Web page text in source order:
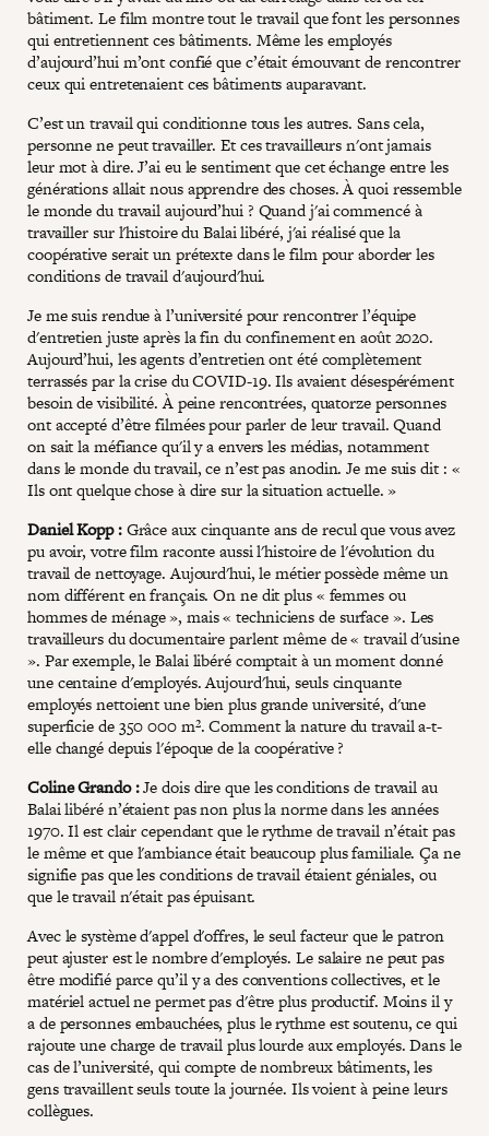
bâtiment. Le film montre tout le travail que font les personnes
qui entretiennent ces bâtiments. Même les employés
d’aujourd’hui m’ont confié que c’était émouvant de rencontrer
ceux qui entretenaient ces bâtiments auparavant.
C’est un travail qui conditionne tous les autres. Sans cela,
personne ne peut travailler. Et ces travailleurs n'ont jamais
leur mot à dire. J’ai eu le sentiment que cet échange entre les
générations allait nous apprendre des choses. À quoi ressemble
le monde du travail aujourd’hui ? Quand j'ai commencé à
travailler sur l'histoire du Balai libéré, j'ai réalisé que la
coopérative serait un prétexte dans le film pour aborder les
conditions de travail d'aujourd'hui.
Je me suis rendue à l’université pour rencontrer l’équipe
d'entretien juste après la fin du confinement en août 2020.
Aujourd’hui, les agents d’entretien ont été complètement
terrassés par la crise du COVID-19. Ils avaient désespérément
besoin de visibilité. À peine rencontrées, quatorze personnes
ont accepté d’être filmées pour parler de leur travail. Quand
on sait la méfiance qu'il y a envers les médias, notamment
dans le monde du travail, ce n’est pas anodin. Je me suis dit : «
Ils ont quelque chose à dire sur la situation actuelle. »
Daniel Kopp :Grâce aux cinquante ans de recul que vous avez
pu avoir, votre film raconte aussi l'histoire de l'évolution du
travail de nettoyage. Aujourd'hui, le métier possède même un
nom différent en français. On ne dit plus « femmes ou
hommes de ménage », mais « techniciens de surface ». Les
travailleurs du documentaire parlent même de « travail d'usine
». Par exemple, le Balai libéré comptait à un moment donné
une centaine d'employés. Aujourd'hui, seuls cinquante
employés nettoient une bien plus grande université, d'une
superficie de 350 000 m². Comment la nature du travail a-t-
elle changé depuis l'époque de la coopérative ?
Coline Grando :Je dois dire que les conditions de travail au
Balai libéré n’étaient pas non plus la norme dans les années
1970. Il est clair cependant que le rythme de travail n’était pas
le même et que l'ambiance était beaucoup plus familiale. Ça ne
signifie pas que les conditions de travail étaient géniales, ou
que le travail n'était pas épuisant.
Avec le système d'appel d'offres, le seul facteur que le patron
peut ajuster est le nombre d'employés. Le salaire ne peut pas
être modifié parce qu’il y a des conventions collectives, et le
matériel actuel ne permet pas d'être plus productif. Moins il y
a de personnes embauchées, plus le rythme est soutenu, ce qui
rajoute une charge de travail plus lourde aux employés. Dans le
cas de l’université, qui compte de nombreux bâtiments, les
gens travaillent seuls toute la journée. Ils voient à peine leurs
collègues.